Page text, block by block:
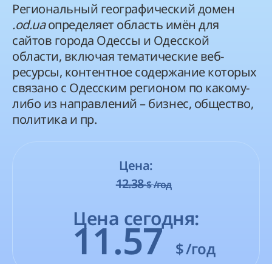
Региональный географический домен
.od.uaопределяет область имён для
сайтов города Одессы и Одесской
области, включая тематические веб-
ресурсы, контентное содержание которых
связано с Одесским регионом по какому-
либо из направлений – бизнес, общество,
политика и пр.
Цена:
12.38$ /год
Цена сегодня:
11.57 $/год